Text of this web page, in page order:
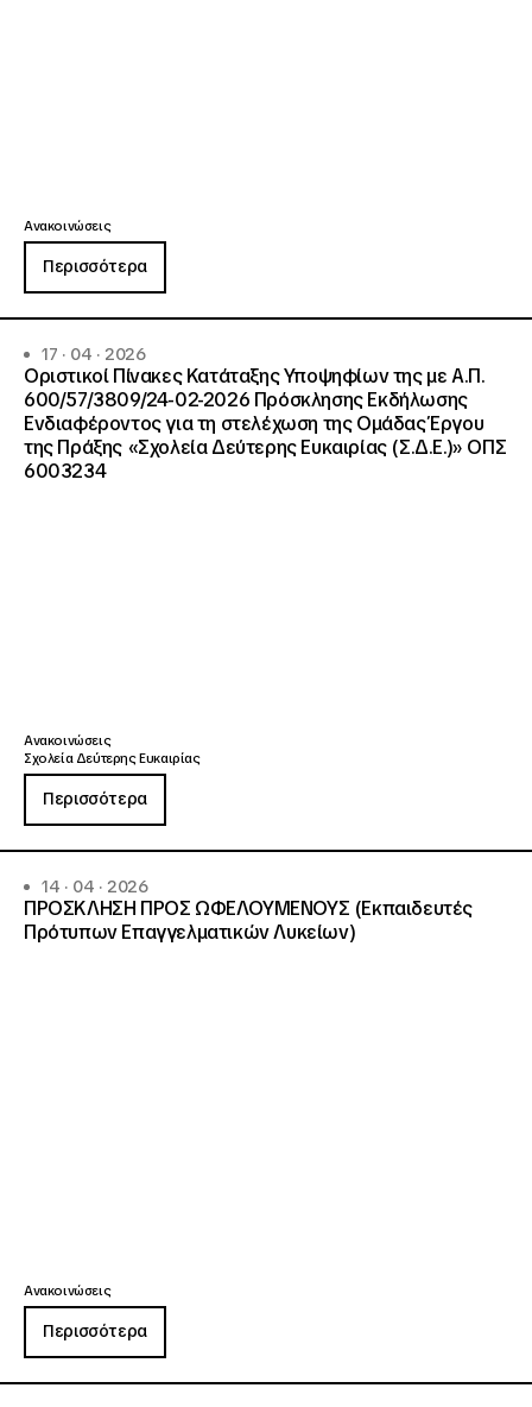
Ανακοινώσεις
Περισσότερα
17 · 04 · 2026
Οριστικοί Πίνακες Κατάταξης Υποψηφίων της με Α.Π.
600/57/3809/24-02-2026 Πρόσκλησης Εκδήλωσης
Ενδιαφέροντος για τη στελέχωση της Ομάδας Έργου
της Πράξης «Σχολεία Δεύτερης Ευκαιρίας (Σ.Δ.Ε.)» ΟΠΣ
6003234
Ανακοινώσεις
Σχολεία Δεύτερης Ευκαιρίας
Περισσότερα
14 · 04 · 2026
ΠΡΟΣΚΛΗΣΗ ΠΡΟΣ ΩΦΕΛΟΥΜΕΝΟΥΣ (Εκπαιδευτές
Πρότυπων Επαγγελματικών Λυκείων)
Ανακοινώσεις
Περισσότερα